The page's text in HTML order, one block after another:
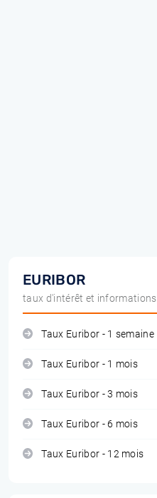
EURIBOR
taux d'intérêt et informations
Taux Euribor - 1 semaine
Taux Euribor - 1 mois
Taux Euribor - 3 mois
Taux Euribor - 6 mois
Taux Euribor - 12 mois